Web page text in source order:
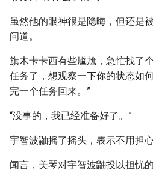
虽然他的眼神很是隐晦，但还是
问道。
旗木卡卡西有些尴尬，急忙找了
任务了，想观察一下你的状态如
完一个任务回来。”
“没事的，我已经准备好了。”
宇智波鼬摇了摇头，表示不用担心
闻言，美琴对宇智波鼬投以担忧的